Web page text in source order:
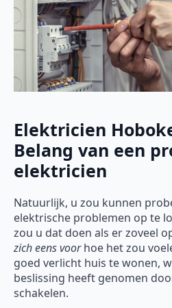
Elektricien
Belang van een
elektricien
Natuurlijk, u zou kunnen
elektrische problemen op te
zou u dat doen als er zoveel
zich eens voorhoe het zou
goed verlicht huis te wonen,
beslissing heeft genomen
schakelen.